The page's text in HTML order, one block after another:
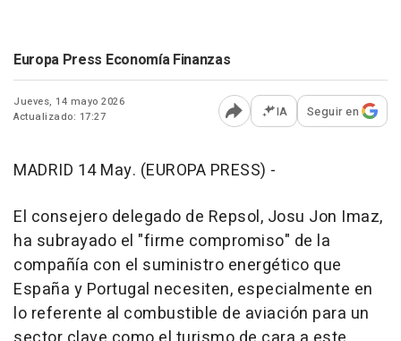
Europa Press Economía Finanzas
Jueves, 14 mayo 2026
Actualizado: 17:27
Abrir opciones para
IA Seguir en
MADRID 14 May. (EUROPA PRESS) -
El consejero delegado de Repsol, Josu Jon Imaz,
ha subrayado el "firme compromiso" de la
compañía con el suministro energético que
España y Portugal necesiten, especialmente en
lo referente al combustible de aviación para un